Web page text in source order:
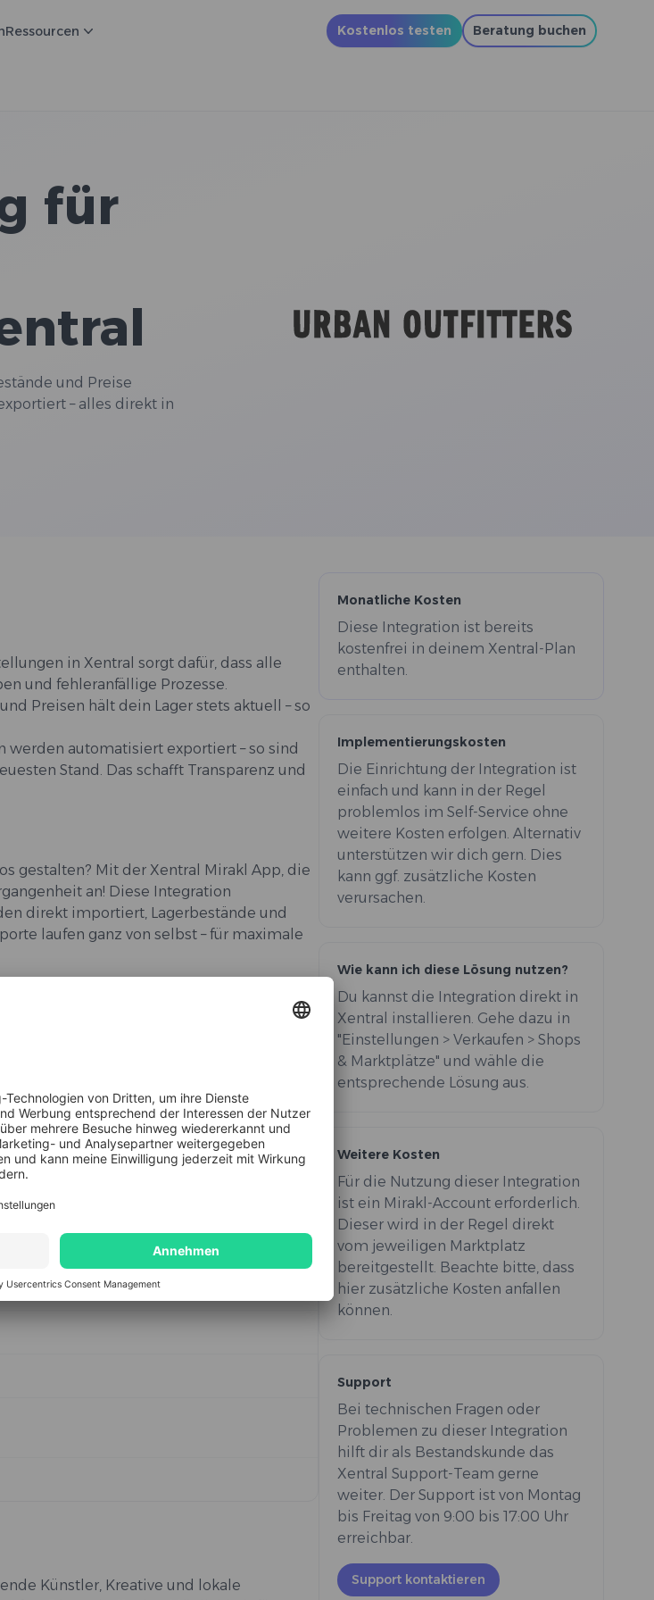
Ressourcen Kostenlos testen Beratung buchen
für
und Preise
– alles direkt in
in Xentral sorgt dafür, dass alle
und fehleranfällige Prozesse.
Preisen hält dein Lager stets aktuell – so
werden automatisiert exportiert – so sind
Stand. Das schafft Transparenz und
gestalten? Mit der Xentral Mirakl App, die
an! Diese Integration
direkt importiert, Lagerbestände und
laufen ganz von selbst – für maximale
kreative und trendorientierte Zielgruppe
Künstler, Kreative und lokale
Monatliche Kosten
Diese Integration ist bereits
kostenfrei in deinem Xentral-Plan
enthalten.
Implementierungskosten
Die Einrichtung der Integration ist
einfach und kann in der Regel
problemlos im Self-Service ohne
weitere Kosten erfolgen. Alternativ
unterstützen wir dich gern. Dies
kann ggf. zusätzliche Kosten
verursachen.
Wie kann ich diese Lösung nutzen?
Du kannst die Integration direkt in
Xentral installieren. Gehe dazu in
"Einstellungen > Verkaufen > Shops
& Marktplätze" und wähle die
entsprechende Lösung aus.
Weitere Kosten
Für die Nutzung dieser Integration
ist ein Mirakl-Account erforderlich.
Dieser wird in der Regel direkt
vom jeweiligen Marktplatz
bereitgestellt. Beachte bitte, dass
hier zusätzliche Kosten anfallen
können.
Support
Bei technischen Fragen oder
Problemen zu dieser Integration
hilft dir als Bestandskunde das
Xentral Support-Team gerne
weiter. Der Support ist von Montag
bis Freitag von 9:00 bis 17:00 Uhr
erreichbar.
Support kontaktieren